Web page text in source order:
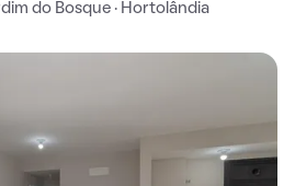
do Bosque · Hortolândia